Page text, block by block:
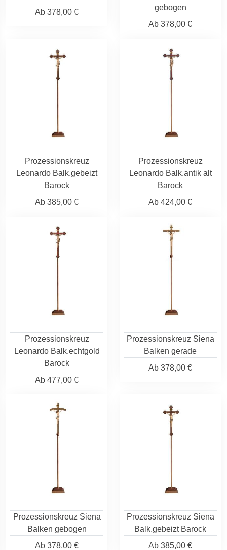
Ab 378,00 €
gebogen
Ab 378,00 €
Prozessionskreuz
Leonardo Balk.gebeizt
Barock
Ab 385,00 €
Prozessionskreuz
Leonardo Balk.antik alt
Barock
Ab 424,00 €
Prozessionskreuz
Leonardo Balk.echtgold
Barock
Ab 477,00 €
Prozessionskreuz Siena
Balken gerade
Ab 378,00 €
Prozessionskreuz Siena
Balken gebogen
Ab 378,00 €
Prozessionskreuz Siena
Balk.gebeizt Barock
Ab 385,00 €